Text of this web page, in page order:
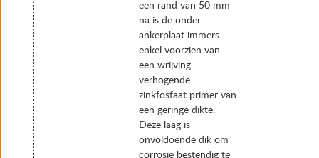
een rand van 50 mm
na is de onder
ankerplaat immers
enkel voorzien van
een wrijving
verhogende
zinkfosfaat primer van
een geringe dikte.
Deze laag is
onvoldoende dik om
corrosie bestendig te